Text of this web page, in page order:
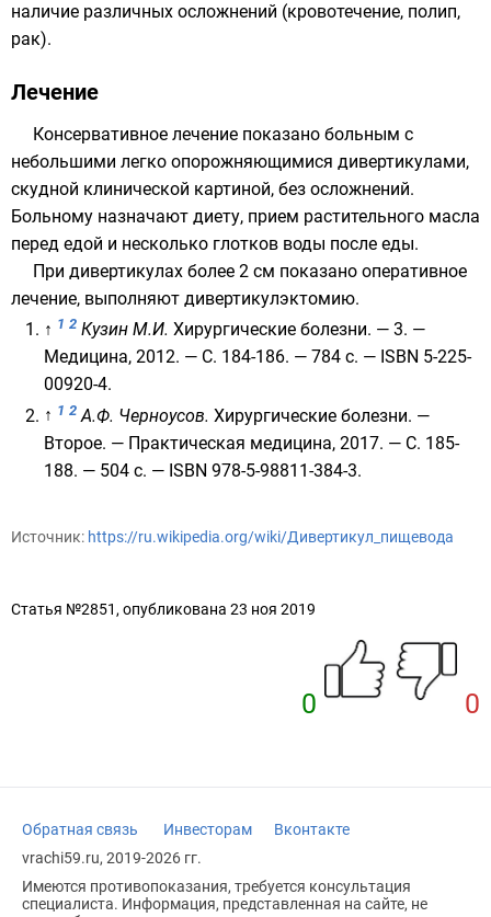
наличие различных осложнений (кровотечение, полип,
рак).
Лечение
Консервативное лечение показано больным с
небольшими легко опорожняющимися дивертикулами,
скудной клинической картиной, без осложнений.
Больному назначают диету, прием растительного масла
перед едой и несколько глотков воды после еды.
При дивертикулах более 2 см показано оперативное
лечение, выполняют дивертикулэктомию.
↑ 1 2 Кузин М.И. Хирургические болезни. — 3. —
Медицина, 2012. — С. 184-186. — 784 с. — ISBN 5-225-
00920-4.
↑ 1 2 А.Ф. Черноусов. Хирургические болезни. —
Второе. — Практическая медицина, 2017. — С. 185-
188. — 504 с. — ISBN 978-5-98811-384-3.
Источник: https://ru.wikipedia.org/wiki/Дивертикул_пищевода
Статья №2851, опубликована 23 ноя 2019
0 0
Обратная связь Инвесторам
Вконтакте
vrachi59.ru, 2019-2026 гг.
Имеются противопоказания, требуется консультация
специалиста. Информация, представленная на сайте, не